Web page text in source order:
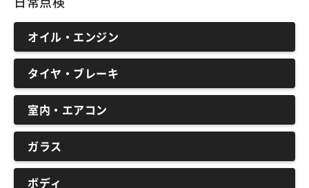
オイル・エンジン
タイヤ・ブレーキ
室内・エアコン
ガラス
ボディ